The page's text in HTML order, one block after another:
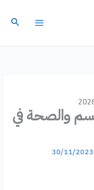
والصحة في
30/11/2023